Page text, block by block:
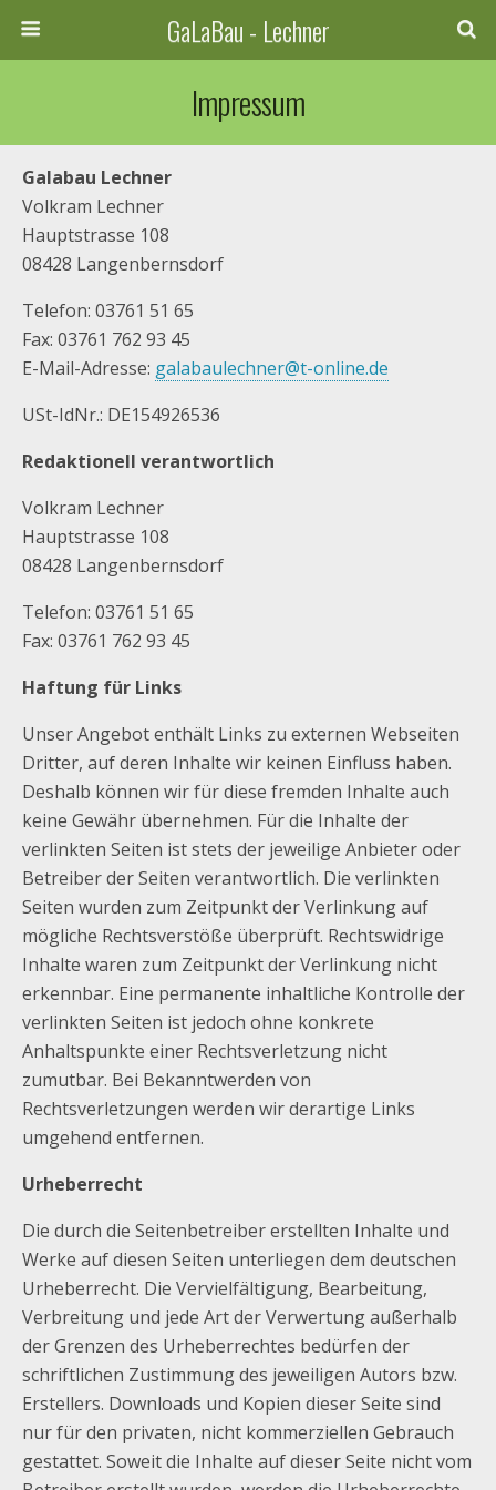
GaLaBau - Lechner
Impressum
Galabau Lechner
Volkram Lechner
Hauptstrasse 108
08428 Langenbernsdorf
Telefon: 03761 51 65
Fax: 03761 762 93 45
E-Mail-Adresse: galabaulechner@t-online.de
USt-IdNr.: DE154926536
Redaktionell verantwortlich
Volkram Lechner
Hauptstrasse 108
08428 Langenbernsdorf
Telefon: 03761 51 65
Fax: 03761 762 93 45
Haftung für Links
Unser Angebot enthält Links zu externen Webseiten
Dritter, auf deren Inhalte wir keinen Einfluss haben.
Deshalb können wir für diese fremden Inhalte auch
keine Gewähr übernehmen. Für die Inhalte der
verlinkten Seiten ist stets der jeweilige Anbieter oder
Betreiber der Seiten verantwortlich. Die verlinkten
Seiten wurden zum Zeitpunkt der Verlinkung auf
mögliche Rechtsverstöße überprüft. Rechtswidrige
Inhalte waren zum Zeitpunkt der Verlinkung nicht
erkennbar. Eine permanente inhaltliche Kontrolle der
verlinkten Seiten ist jedoch ohne konkrete
Anhaltspunkte einer Rechtsverletzung nicht
zumutbar. Bei Bekanntwerden von
Rechtsverletzungen werden wir derartige Links
umgehend entfernen.
Urheberrecht
Die durch die Seitenbetreiber erstellten Inhalte und
Werke auf diesen Seiten unterliegen dem deutschen
Urheberrecht. Die Vervielfältigung, Bearbeitung,
Verbreitung und jede Art der Verwertung außerhalb
der Grenzen des Urheberrechtes bedürfen der
schriftlichen Zustimmung des jeweiligen Autors bzw.
Erstellers. Downloads und Kopien dieser Seite sind
nur für den privaten, nicht kommerziellen Gebrauch
gestattet. Soweit die Inhalte auf dieser Seite nicht vom